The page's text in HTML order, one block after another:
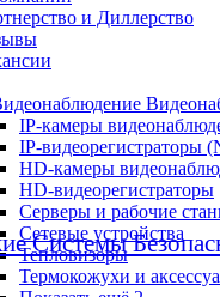
и Диллерство
IP-камеры
IP-видеорегистраторы
HD-камеры
HD-видеорегистраторы
Серверы и рабочие
Сетевые устройства
Тепловизоры
Термокожухи и
Системы